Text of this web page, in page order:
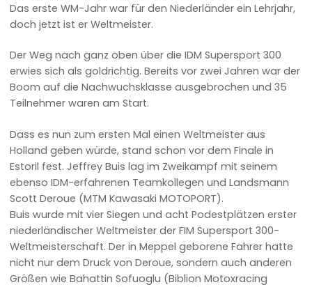
Das erste WM-Jahr war für den Niederländer ein Lehrjahr,
doch jetzt ist er Weltmeister.
Der Weg nach ganz oben über die IDM Supersport 300
erwies sich als goldrichtig. Bereits vor zwei Jahren war der
Boom auf die Nachwuchsklasse ausgebrochen und 35
Teilnehmer waren am Start.
Dass es nun zum ersten Mal einen Weltmeister aus
Holland geben würde, stand schon vor dem Finale in
Estoril fest. Jeffrey Buis lag im Zweikampf mit seinem
ebenso IDM-erfahrenen Teamkollegen und Landsmann
Scott Deroue (MTM Kawasaki MOTOPORT).
Buis wurde mit vier Siegen und acht Podestplätzen erster
niederländischer Weltmeister der FIM Supersport 300-
Weltmeisterschaft. Der in Meppel geborene Fahrer hatte
nicht nur dem Druck von Deroue, sondern auch anderen
Größen wie Bahattin Sofuoglu (Biblion Motoxracing